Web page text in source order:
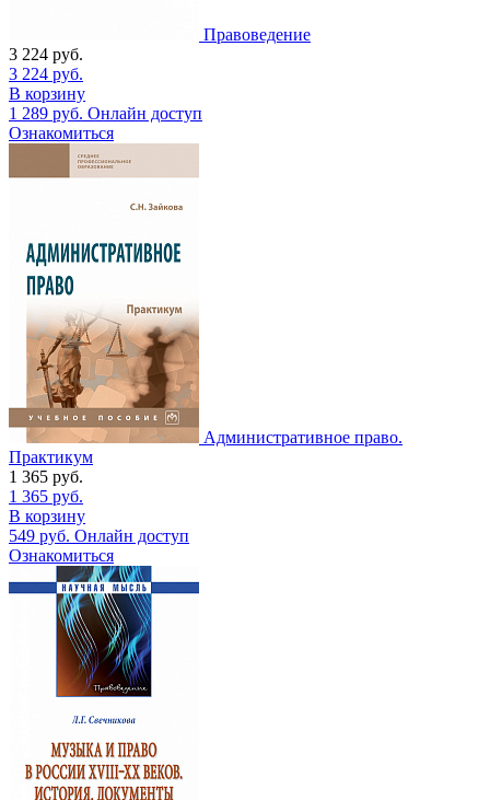
Правоведение
3 224 руб.
3 224 руб.
В корзину
1 289 руб. Онлайн доступ
Ознакомиться
Административное право.
Практикум
1 365 руб.
1 365 руб.
В корзину
549 руб. Онлайн доступ
Ознакомиться